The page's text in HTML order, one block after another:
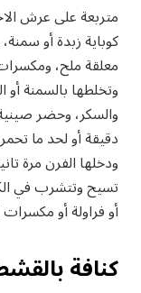
متربعة على عرش
كوباية زبدة أو
معلقة ملح،
وتخلطها بالسمنة
دقيقة أو لحد ما
ودخلها الفرن مرة
تسيح وتتشرب في
أو فراولة أو
كنافة